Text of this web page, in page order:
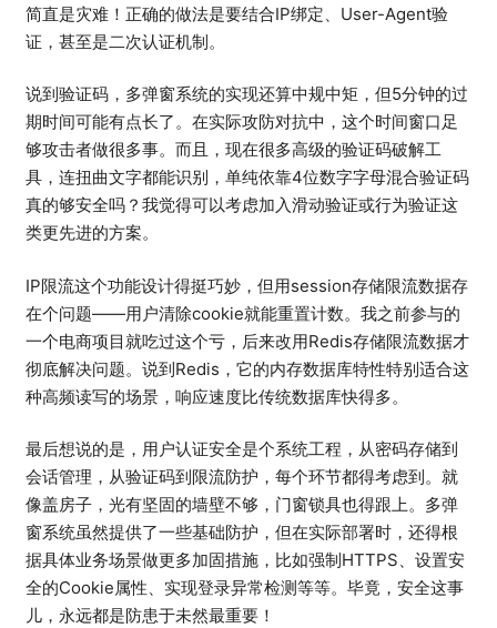
简直是灾难！正确的做法是要结合IP绑定、User-Agent验
证，甚至是二次认证机制。
说到验证码，多弹窗系统的实现还算中规中矩，但5分钟的过
期时间可能有点长了。在实际攻防对抗中，这个时间窗口足
够攻击者做很多事。而且，现在很多高级的验证码破解工
具，连扭曲文字都能识别，单纯依靠4位数字字母混合验证码
真的够安全吗？我觉得可以考虑加入滑动验证或行为验证这
类更先进的方案。
IP限流这个功能设计得挺巧妙，但用session存储限流数据存
在个问题——用户清除cookie就能重置计数。我之前参与的
一个电商项目就吃过这个亏，后来改用Redis存储限流数据才
彻底解决问题。说到Redis，它的内存数据库特性特别适合这
种高频读写的场景，响应速度比传统数据库快得多。
最后想说的是，用户认证安全是个系统工程，从密码存储到
会话管理，从验证码到限流防护，每个环节都得考虑到。就
像盖房子，光有坚固的墙壁不够，门窗锁具也得跟上。多弹
窗系统虽然提供了一些基础防护，但在实际部署时，还得根
据具体业务场景做更多加固措施，比如强制HTTPS、设置安
全的Cookie属性、实现登录异常检测等等。毕竟，安全这事
儿，永远都是防患于未然最重要！